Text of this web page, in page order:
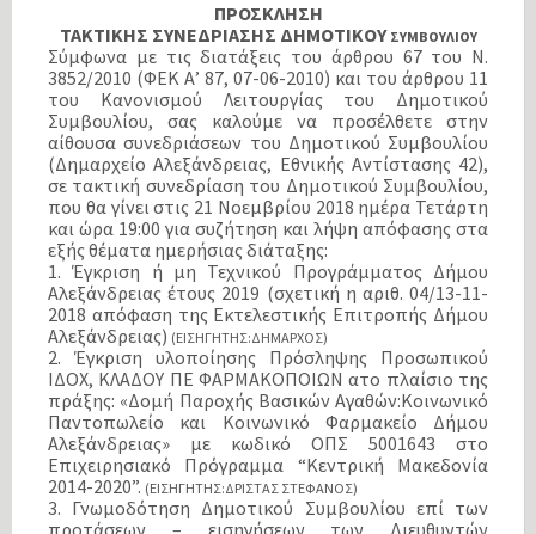
ΠΡΟΣΚΛΗΣΗ
TAKTΙΚΗΣ ΣΥΝΕΔΡΙΑΣΗΣ ΔΗΜΟΤΙΚΟΥ ΣΥΜΒΟΥΛΙΟΥ
Σύμφωνα με τις διατάξεις του άρθρου 67 του Ν.
3852/2010 (ΦΕΚ Α’ 87, 07-06-2010) και του άρθρου 11
του Κανονισμού Λειτουργίας του Δημοτικού
Συμβουλίου, σας καλούμε να προσέλθετε στην
αίθουσα συνεδριάσεων του Δημοτικού Συμβουλίου
(Δημαρχείο Αλεξάνδρειας, Εθνικής Αντίστασης 42),
σε τακτική συνεδρίαση του Δημοτικού Συμβουλίου,
που θα γίνει στις 21 Νοεμβρίου 2018 ημέρα Τετάρτη
και ώρα 19:00 για συζήτηση και λήψη απόφασης στα
εξής θέματα ημερήσιας διάταξης:
1. Έγκριση ή μη Τεχνικού Προγράμματος Δήμου
Αλεξάνδρειας έτους 2019 (σχετική η αριθ. 04/13-11-
2018 απόφαση της Εκτελεστικής Επιτροπής Δήμου
Αλεξάνδρειας) (ΕΙΣΗΓΗΤΗΣ:ΔΗΜΑΡΧΟΣ)
2. Έγκριση υλοποίησης Πρόσληψης Προσωπικού
ΙΔΟΧ, ΚΛΑΔΟΥ ΠΕ ΦΑΡΜΑΚΟΠΟΙΩΝ ατο πλαίσιο της
πράξης: «Δομή Παροχής Βασικών Αγαθών:Κοινωνικό
Παντοπωλείο και Κοινωνικό Φαρμακείο Δήμου
Αλεξάνδρειας» με κωδικό ΟΠΣ 5001643 στο
Επιχειρησιακό Πρόγραμμα “Κεντρική Μακεδονία
2014-2020”. (ΕΙΣΗΓΗΤΗΣ:ΔΡΙΣΤΑΣ ΣΤΕΦΑΝΟΣ)
3. Γνωμοδότηση Δημοτικού Συμβουλίου επί των